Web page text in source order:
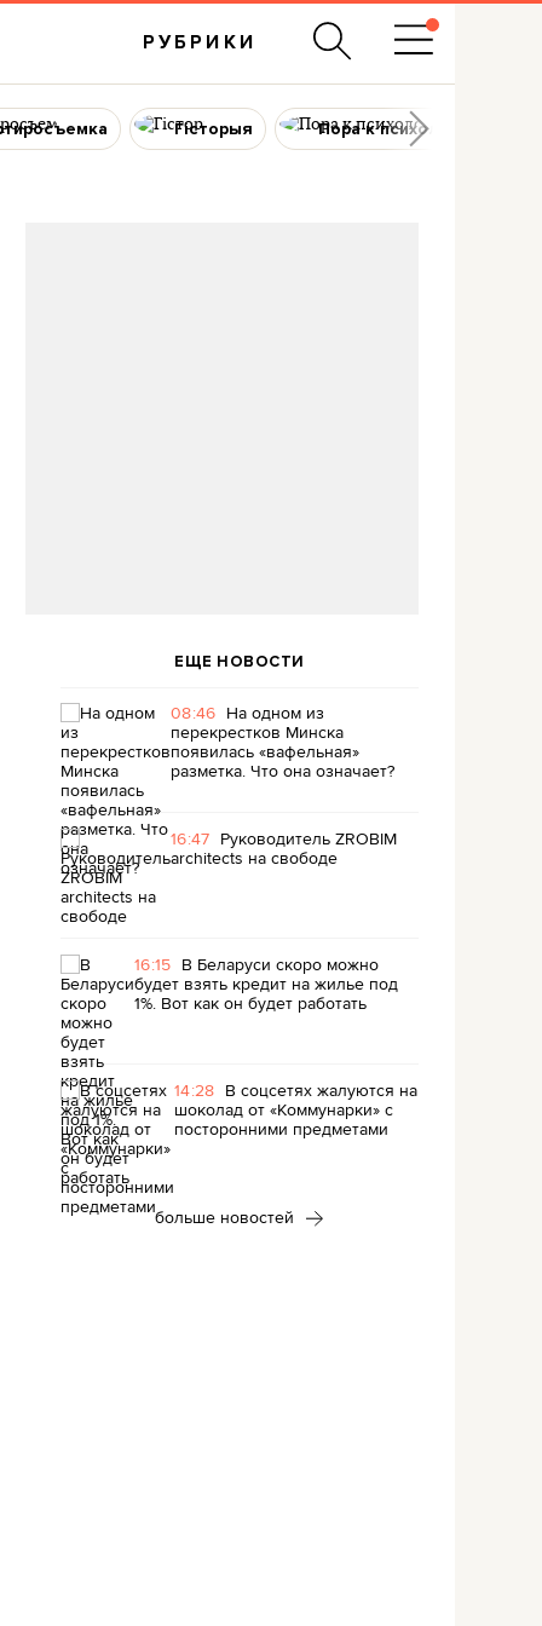
РУБРИКИ
Гісторыя Пора к психологу
ЕЩЕ НОВОСТИ
08:46 На одном из
перекрестков Минска
появилась «вафельная»
разметка. Что она означает?
16:47 Руководитель ZROBIM
architects на свободе
16:15 В Беларуси скоро можно
будет взять кредит на жилье под
1%. Вот как он будет работать
14:28 В соцсетях жалуются на
шоколад от «Коммунарки» с
посторонними предметами
больше новостей